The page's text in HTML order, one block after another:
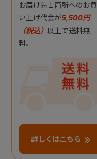
お届け先１箇所へのお買
い上げ代金が5,500円
（税込） 以上で送料無
料。
詳しくはこちら